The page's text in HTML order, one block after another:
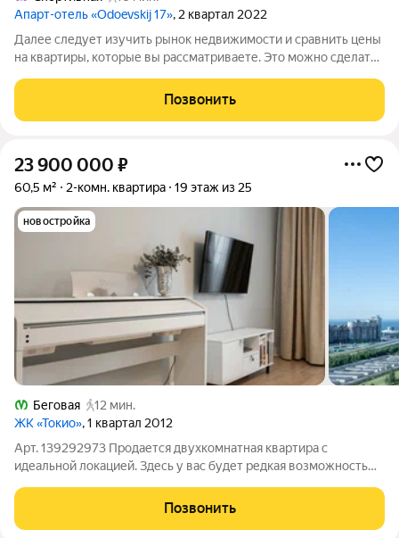
Апарт-отель «Odoevskij 17», 2 квартал 2022
Далее следует изучить рынок недвижимости и сравнить цены
на квартиры, которые вы рассматриваете. Это можно сделать
Риелтор также может помочь вам с оформлением сделки.
Если вы покупаете квартиру в
Позвонить
23 900 000 ₽
60,5 м² 2-комн. квартира 19 этаж из 25
новостройка
Беговая
12 мин.
ЖК «Токио», 1 квартал 2012
Арт. 139292973 Продается двухкомнатная квартира с
идеальной локацией. Здесь у вас будет редкая возможность
О квартире:Светлая ухоженная двушка: 2 изолированные
спальни, просторная кухня,
Позвонить